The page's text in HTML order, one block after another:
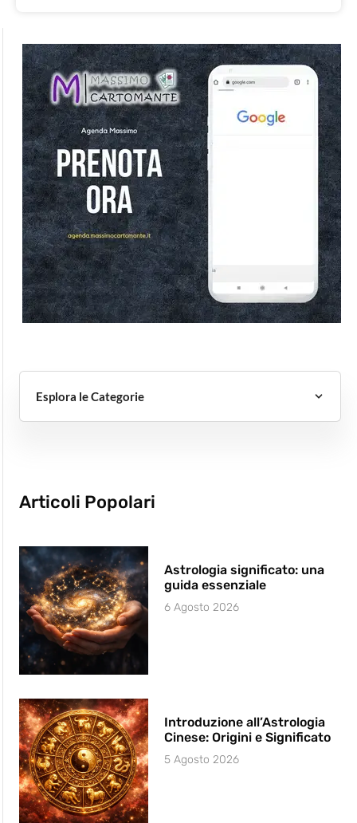
Esplora le Categorie
Articoli Popolari
Astrologia significato: una
guida essenziale
6 Agosto 2026
Introduzione all’Astrologia
Cinese: Origini e Significato
5 Agosto 2026